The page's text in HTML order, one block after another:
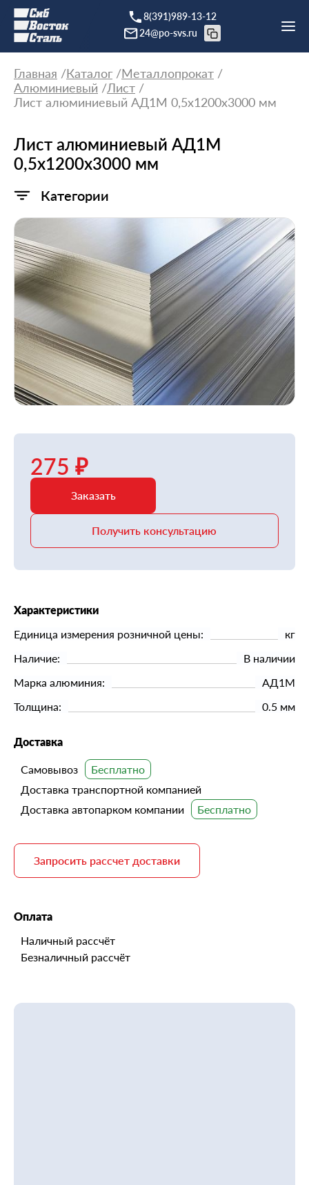
8(391)989-13-12
24@po-svs.ru
Главная Каталог
Металлопрокат
Алюминиевый
Лист
Лист алюминиевый АД1М 0,5х1200х3000 мм
Лист алюминиевый АД1М
0,5х1200х3000 мм
Категории
275 ₽
Заказать
Получить консультацию
Характеристики
Единица измерения розничной цены:
кг
Наличие:
В наличии
Марка алюминия:
АД1М
Толщина:
0.5 мм
Доставка
Самовывоз
Доставка транспортной компанией
Доставка автопарком компании
Запросить рассчет доставки
Оплата
Наличный рассчёт
Безналичный рассчёт